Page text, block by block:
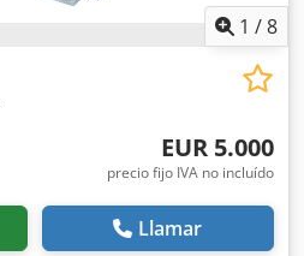
1 /8
EUR 5.000
precio fijo IVA no incluído
Llamar